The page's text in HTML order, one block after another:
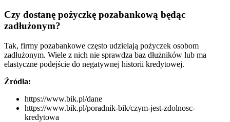
Czy dostanę pożyczkę pozabankową będąc
zadłużonym?
Tak, firmy pozabankowe często udzielają pożyczek osobom
zadłużonym. Wiele z nich nie sprawdza baz dłużników lub ma
elastyczne podejście do negatywnej historii kredytowej.
Źródła:
https://www.bik.pl/dane
https://www.bik.pl/poradnik-bik/czym-jest-zdolnosc-
kredytowa